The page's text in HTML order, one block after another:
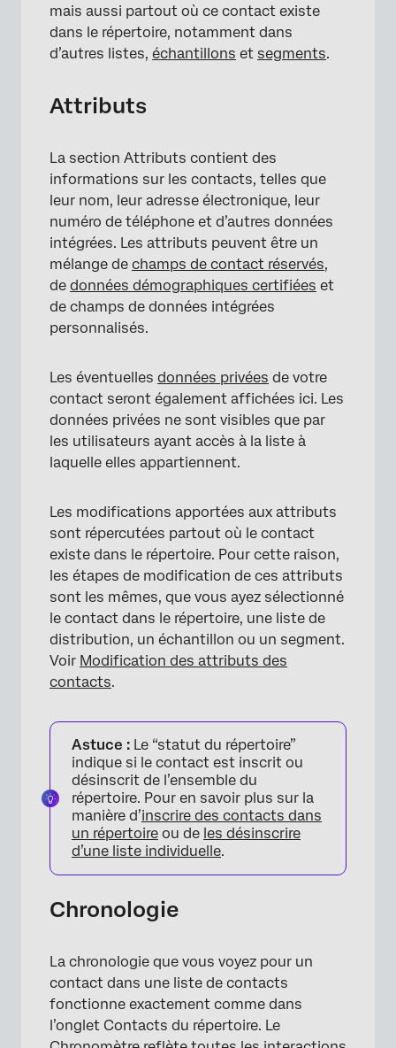
×
mais aussi partout où ce contact existe
dans le répertoire, notamment dans
d’autres listes, échantillons et segments.
Attributs
La section Attributs contient des
informations sur les contacts, telles que
leur nom, leur adresse électronique, leur
numéro de téléphone et d’autres données
intégrées. Les attributs peuvent être un
mélange de champs de contact réservés,
de données démographiques certifiées et
de champs de données intégrées
personnalisés.
Les éventuelles données privées de votre
contact seront également affichées ici. Les
données privées ne sont visibles que par
les utilisateurs ayant accès à la liste à
laquelle elles appartiennent.
Les modifications apportées aux attributs
sont répercutées partout où le contact
existe dans le répertoire. Pour cette raison,
les étapes de modification de ces attributs
sont les mêmes, que vous ayez sélectionné
le contact dans le répertoire, une liste de
distribution, un échantillon ou un segment.
Voir Modification des attributs des
contacts.
Astuce : Le “statut du répertoire”
indique si le contact est inscrit ou
désinscrit de l’ensemble du
répertoire. Pour en savoir plus sur la
manière d’inscrire des contacts dans
un répertoire ou de les désinscrire
d’une liste individuelle.
Chronologie
La chronologie que vous voyez pour un
contact dans une liste de contacts
fonctionne exactement comme dans
l’onglet Contacts du répertoire. Le